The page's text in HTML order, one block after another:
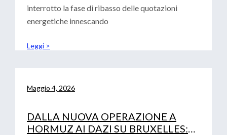
interrotto la fase di ribasso delle quotazioni
energetiche innescando
Leggi >
Maggio 4, 2026
DALLA NUOVA OPERAZIONE A
HORMUZ AI DAZI SU BRUXELLES: